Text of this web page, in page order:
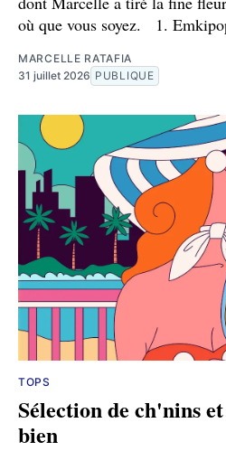
où que vous soyez. 1.
MARCELLE RATAFIA
31 juillet 2026 PUBLIQUE
TOPS
Sélection de ch'nins
bien